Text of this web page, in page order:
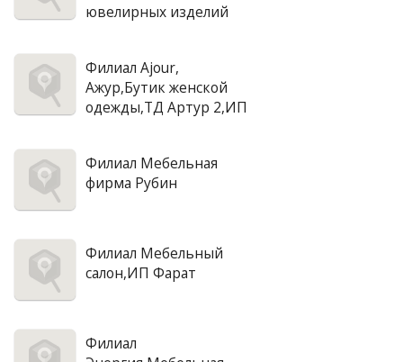
ювелирных изделий
Филиал Ajour,
Ажур,Бутик женской
одежды,ТД Артур 2,ИП
Филиал Мебельная
фирма Рубин
Филиал Мебельный
салон,ИП Фарат
Филиал